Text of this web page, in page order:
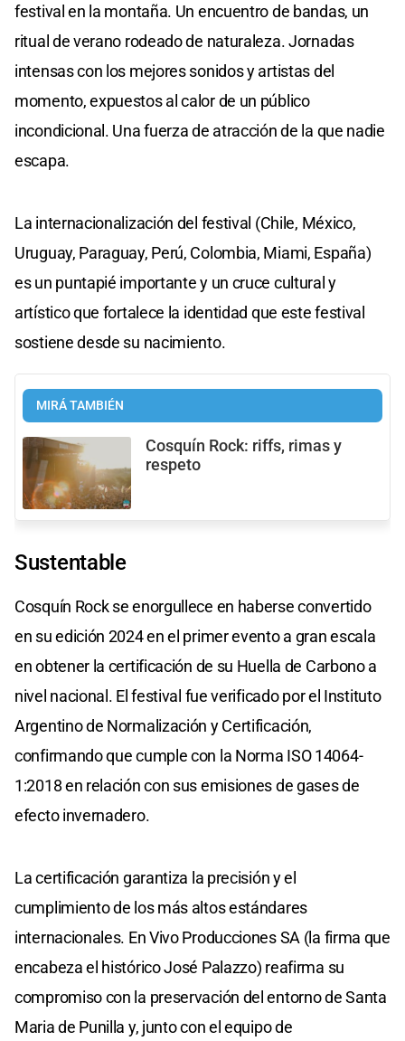
festival en la montaña. Un encuentro de bandas, un
ritual de verano rodeado de naturaleza. Jornadas
intensas con los mejores sonidos y artistas del
momento, expuestos al calor de un público
incondicional. Una fuerza de atracción de la que nadie
escapa.
La internacionalización del festival (Chile, México,
Uruguay, Paraguay, Perú, Colombia, Miami, España)
es un puntapié importante y un cruce cultural y
artístico que fortalece la identidad que este festival
sostiene desde su nacimiento.
MIRÁ TAMBIÉN
Cosquín Rock: riffs, rimas y
respeto
Sustentable
Cosquín Rock se enorgullece en haberse convertido
en su edición 2024 en el primer evento a gran escala
en obtener la certificación de su Huella de Carbono a
nivel nacional. El festival fue verificado por el Instituto
Argentino de Normalización y Certificación,
confirmando que cumple con la Norma ISO 14064-
1:2018 en relación con sus emisiones de gases de
efecto invernadero.
La certificación garantiza la precisión y el
cumplimiento de los más altos estándares
internacionales. En Vivo Producciones SA (la firma que
encabeza el histórico José Palazzo) reafirma su
compromiso con la preservación del entorno de Santa
Maria de Punilla y, junto con el equipo de